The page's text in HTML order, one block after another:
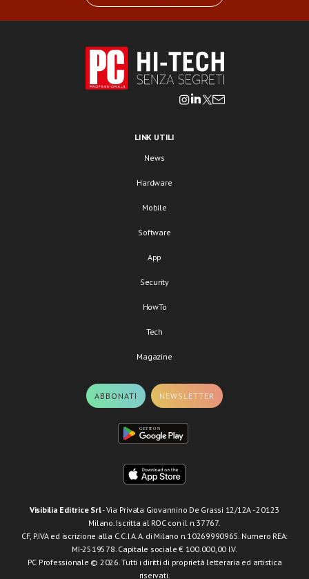
LINK UTILI
News
Hardware
Mobile
Software
App
Security
HowTo
Tech
Magazine
ABBONATI NEWSLETTER
Visibilia Editrice Srl- Via Privata Giovannino De Grassi 12/12A - 20123
Milano. Iscritta al ROC con il n.37767.
CF, P.IVA ed iscrizione alla C.C.I.A.A. di Milano n.10269990965. Numero REA:
MI-2519578. Capitale sociale € 100.000,00 I.V.
PC Professionale © 2026. Tutti i diritti di proprietà letteraria ed artistica
riservati.